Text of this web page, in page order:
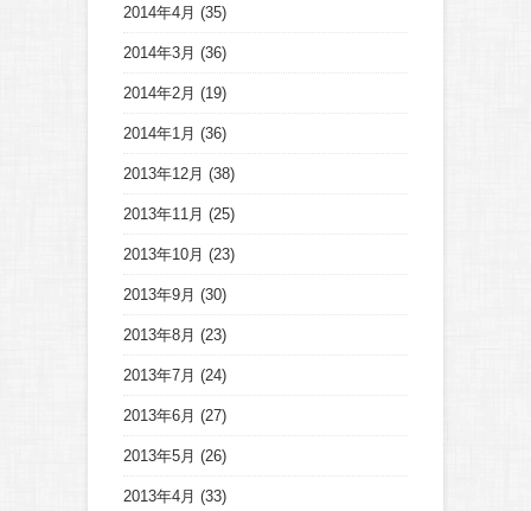
2014年4月 (35)
2014年3月 (36)
2014年2月 (19)
2014年1月 (36)
2013年12月 (38)
2013年11月 (25)
2013年10月 (23)
2013年9月 (30)
2013年8月 (23)
2013年7月 (24)
2013年6月 (27)
2013年5月 (26)
2013年4月 (33)